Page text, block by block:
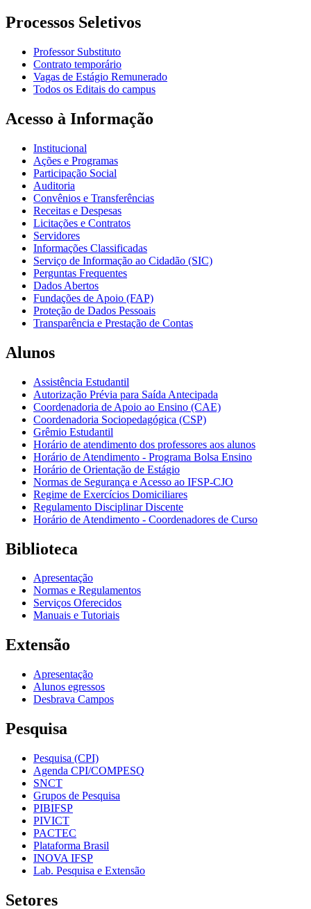
Processos Seletivos
Professor Substituto
Contrato temporário
Vagas de Estágio Remunerado
Todos os Editais do campus
Acesso à Informação
Institucional
Ações e Programas
Participação Social
Auditoria
Convênios e Transferências
Receitas e Despesas
Licitações e Contratos
Servidores
Informações Classificadas
Serviço de Informação ao Cidadão (SIC)
Perguntas Frequentes
Dados Abertos
Fundações de Apoio (FAP)
Proteção de Dados Pessoais
Transparência e Prestação de Contas
Alunos
Assistência Estudantil
Autorização Prévia para Saída Antecipada
Coordenadoria de Apoio ao Ensino (CAE)
Coordenadoria Sociopedagógica (CSP)
Grêmio Estudantil
Horário de atendimento dos professores aos alunos
Horário de Atendimento - Programa Bolsa Ensino
Horário de Orientação de Estágio
Normas de Segurança e Acesso ao IFSP-CJO
Regime de Exercícios Domiciliares
Regulamento Disciplinar Discente
Horário de Atendimento - Coordenadores de Curso
Biblioteca
Apresentação
Normas e Regulamentos
Serviços Oferecidos
Manuais e Tutoriais
Extensão
Apresentação
Alunos egressos
Desbrava Campos
Pesquisa
Pesquisa (CPI)
Agenda CPI/COMPESQ
SNCT
Grupos de Pesquisa
PIBIFSP
PIVICT
PACTEC
Plataforma Brasil
INOVA IFSP
Lab. Pesquisa e Extensão
Setores